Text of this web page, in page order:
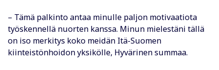
– Tämä palkinto antaa minulle paljon motivaatiota
työskennellä nuorten kanssa. Minun mielestäni tällä
on iso merkitys koko meidän Itä-Suomen
kiinteistönhoidon yksikölle, Hyvärinen summaa.